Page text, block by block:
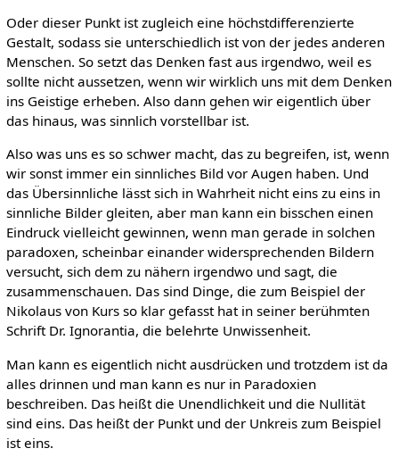
Oder dieser Punkt ist zugleich eine höchstdifferenzierte
Gestalt, sodass sie unterschiedlich ist von der jedes anderen
Menschen. So setzt das Denken fast aus irgendwo, weil es
sollte nicht aussetzen, wenn wir wirklich uns mit dem Denken
ins Geistige erheben. Also dann gehen wir eigentlich über
das hinaus, was sinnlich vorstellbar ist.
Also was uns es so schwer macht, das zu begreifen, ist, wenn
wir sonst immer ein sinnliches Bild vor Augen haben. Und
das Übersinnliche lässt sich in Wahrheit nicht eins zu eins in
sinnliche Bilder gleiten, aber man kann ein bisschen einen
Eindruck vielleicht gewinnen, wenn man gerade in solchen
paradoxen, scheinbar einander widersprechenden Bildern
versucht, sich dem zu nähern irgendwo und sagt, die
zusammenschauen. Das sind Dinge, die zum Beispiel der
Nikolaus von Kurs so klar gefasst hat in seiner berühmten
Schrift Dr. Ignorantia, die belehrte Unwissenheit.
Man kann es eigentlich nicht ausdrücken und trotzdem ist da
alles drinnen und man kann es nur in Paradoxien
beschreiben. Das heißt die Unendlichkeit und die Nullität
sind eins. Das heißt der Punkt und der Unkreis zum Beispiel
ist eins.